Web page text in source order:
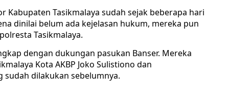
Kabupaten Tasikmalaya sudah sejak beberapa hari
dinilai belum ada kejelasan hukum, mereka pun
Tasikmalaya.
dengan dukungan pasukan Banser. Mereka
Kota AKBP Joko Sulistiono dan
dilakukan sebelumnya.